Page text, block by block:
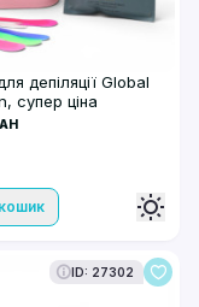
депіляції Global
супер ціна
ID: 27302